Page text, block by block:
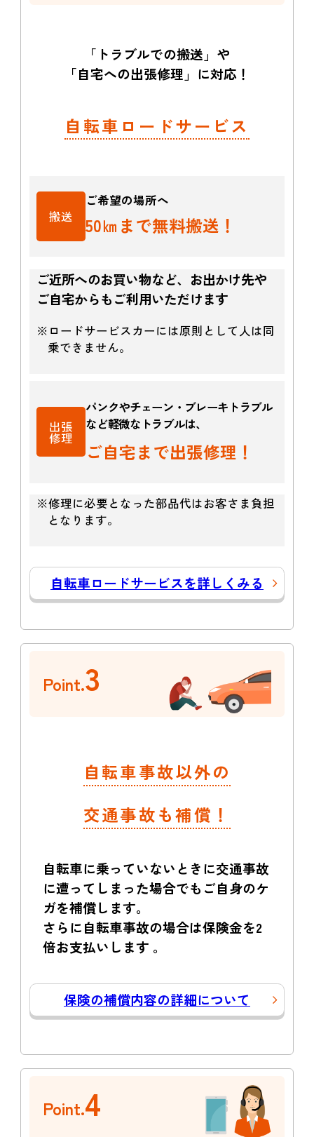
「トラブルでの搬送」や
「自宅への出張修理」に対応！
自転車ロードサービス
搬送
ご希望の場所へ
50㎞まで無料搬送！
ご近所へのお買い物など、お出かけ先や
ご自宅からもご利用いただけます
※ロードサービスカーには原則として人は同
乗できません。
出張
修理
パンクやチェーン・ブレーキトラブル
など軽微なトラブルは、
ご自宅まで出張修理！
※修理に必要となった部品代はお客さま負担
となります。
自転車ロードサービスを詳しくみる
Point.3
自転車事故以外の
交通事故も補償！
自転車に乗っていないときに交通事故
に遭ってしまった場合でもご自身のケ
ガを補償します。
さらに自転車事故の場合は保険金を2
倍お支払いします 。
保険の補償内容の詳細について
Point.4